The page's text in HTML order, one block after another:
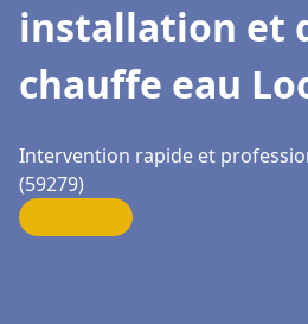
installation et
chauffe eau
Intervention rapide et
(59279)